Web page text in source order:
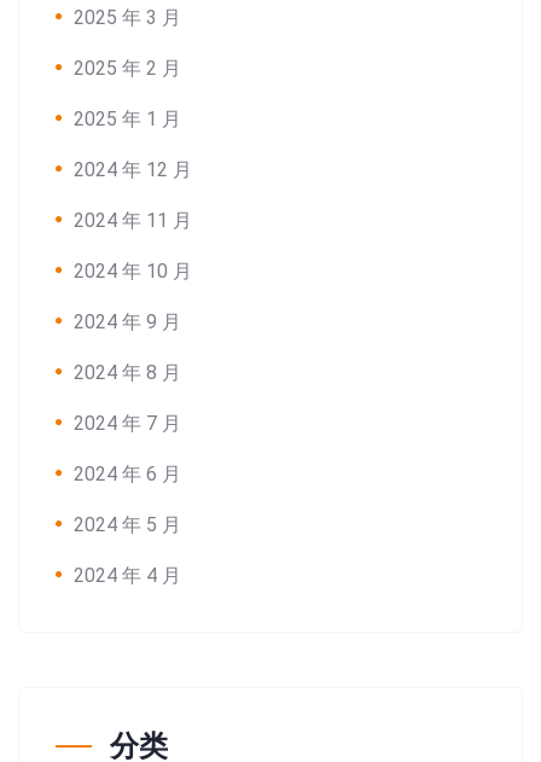
2025 年 3 月
2025 年 2 月
2025 年 1 月
2024 年 12 月
2024 年 11 月
2024 年 10 月
2024 年 9 月
2024 年 8 月
2024 年 7 月
2024 年 6 月
2024 年 5 月
2024 年 4 月
分类